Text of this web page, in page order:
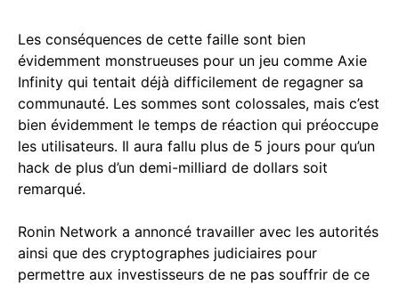
Les conséquences de cette faille sont bien
évidemment monstrueuses pour un jeu comme Axie
Infinity qui tentait déjà difficilement de regagner sa
communauté. Les sommes sont colossales, mais c’est
bien évidemment le temps de réaction qui préoccupe
les utilisateurs. Il aura fallu plus de 5 jours pour qu’un
hack de plus d’un demi-milliard de dollars soit
remarqué.
Ronin Network a annoncé travailler avec les autorités
ainsi que des cryptographes judiciaires pour
permettre aux investisseurs de ne pas souffrir de ce